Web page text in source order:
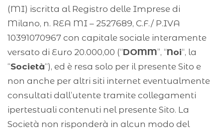
(MI) iscritta al Registro delle Imprese di
Milano, n. REA MI – 2527689, C.F./ P.IVA
10391070967 con capitale sociale interamente
versato di Euro 20.000,00 (“DOMM”, “Noi“, la
“Società“), ed è resa solo per il presente Sito e
non anche per altri siti internet eventualmente
consultati dall’utente tramite collegamenti
ipertestuali contenuti nel presente Sito. La
Società non risponderà in alcun modo del